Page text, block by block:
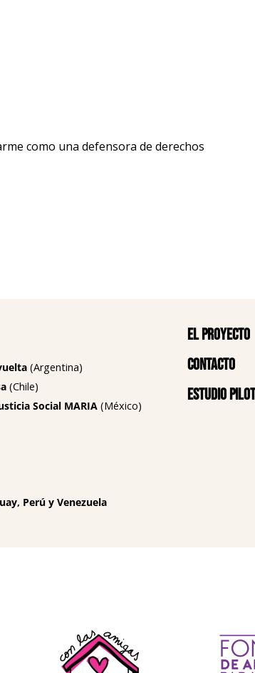
como una defensora de derechos
(Argentina)
(Chile)
Social MARIA (México)
Perú y Venezuela
El proyecto
Contacto
Estudio